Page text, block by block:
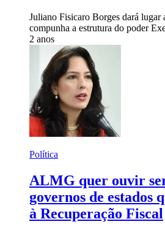
Juliano Fisicaro Borges dará lugar
compunha a estrutura do poder
2 anos
Política
ALMG quer ouvir
governos de estados
à Recuperação Fiscal